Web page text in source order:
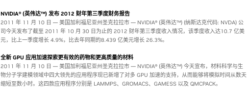
NVIDIA® (英伟达™) 发布 2012 财年第三季度财务报告
2011 年 11 月 10 日 — 美国加利福尼亚州圣克拉拉市 — NVIDIA® (英伟达™) (纳斯达克代码: NVDA) 公
司今天发布了截至 2011 年 10 月 30 日为止的 2012 财年第三季度收入情况，该季度收入达10.7 亿美
元，比上一季度增长 4.9%，比去年同期的8.439 亿美元增长 26.3%。
全新 GPU 应用加速探索更有效的药物和更高质量的材料
2011 年 11 月 10 日 — 美国加利福尼亚州圣克拉拉市 — NVIDIA® (英伟达™) 今天宣布，材料科学与生
物分子学建模领域中四大领先的应用程序现已新增了对多 GPU 加速的支持，从而能够将模拟时间从数天
缩短至数小时。这四款应用程序分别是 LAMMPS、GROMACS、GAMESS 以及 QMCPACK。